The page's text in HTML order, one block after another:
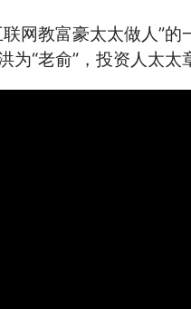
网教富豪太太做人”
为“老俞”，投资人太太